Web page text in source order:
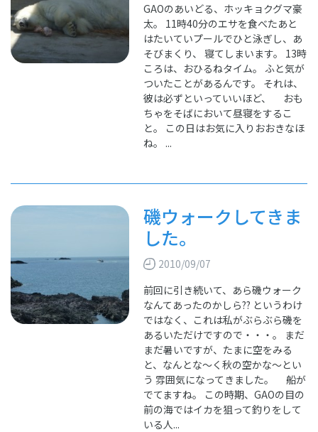
GAOのあいどる、ホッキョクグマ豪
太。 11時40分のエサを食べたあと
はたいていプールでひと泳ぎし、あ
そびまくり、 寝てしまいます。 13時
ころは、おひるねタイム。 ふと気が
ついたことがあるんです。 それは、
彼は必ずといっていいほど、 おも
ちゃをそばにおいて昼寝をするこ
と。 この日はお気に入りおおきなほ
ね。 ...
磯ウォークしてきま
した。
2010/09/07
前回に引き続いて、あら磯ウォーク
なんてあったのかしら?? というわけ
ではなく、これは私がぶらぶら磯を
あるいただけですので・・・。 まだ
まだ暑いですが、たまに空をみる
と、なんとな～く秋の空かな～とい
う 雰囲気になってきました。 船が
でてますね。 この時期、GAOの目の
前の海ではイカを狙って釣りをして
いる人...